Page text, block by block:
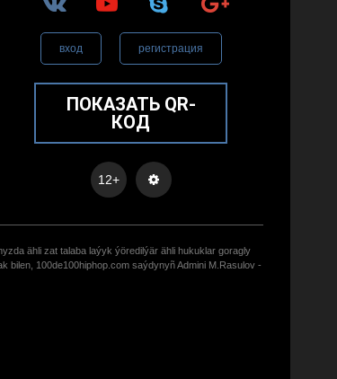
вход регистрация
ПОКАЗАТЬ QR-
КОД
12+
ähli zat talaba laýyk ýöredilýär ähli hukuklar goragly
100de100hiphop.com saýdynyñ Admini M.Rasulov -